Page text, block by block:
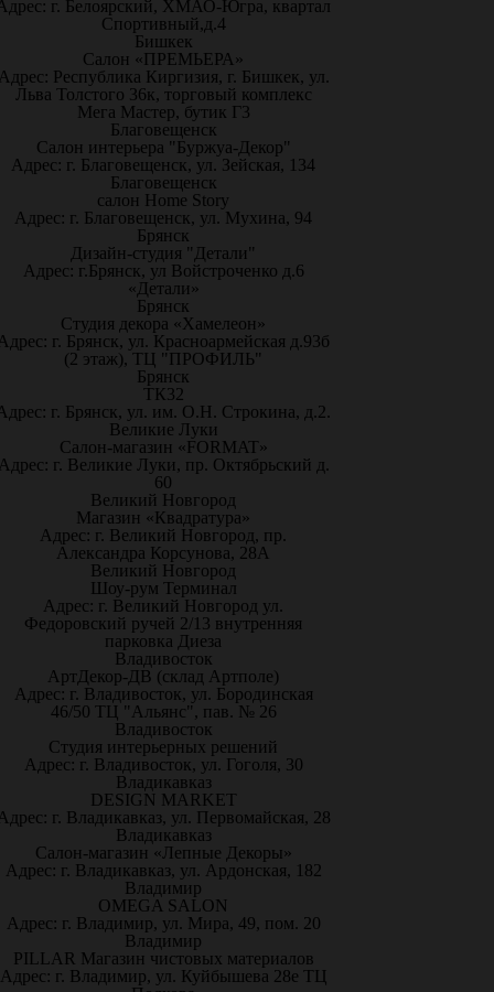
г. Белоярский, ХМАО-Югра, квартал
Спортивный,д.4
Бишкек
Салон «ПРЕМЬЕРА»
Республика Киргизия, г. Бишкек, ул.
Льва Толстого 36к, торговый комплекс
Мега Мастер, бутик Г3
Благовещенск
Салон интерьера "Буржуа-Декор"
Адрес: г. Благовещенск, ул. Зейская, 134
Благовещенск
салон Home Story
Адрес: г. Благовещенск, ул. Мухина, 94
Брянск
Дизайн-студия "Детали"
Адрес: г.Брянск, ул Войстроченко д.6
«Детали»
Брянск
Студия декора «Хамелеон»
г. Брянск, ул. Красноармейская д.93б
(2 этаж), ТЦ "ПРОФИЛЬ"
Брянск
ТК32
г. Брянск, ул. им. О.Н. Строкина, д.2.
Великие Луки
Салон-магазин «FORMAT»
г. Великие Луки, пр. Октябрьский д.
60
Великий Новгород
Магазин «Квадратура»
Адрес: г. Великий Новгород, пр.
Александра Корсунова, 28А
Великий Новгород
Шоу-рум Терминал
Адрес: г. Великий Новгород ул.
Федоровский ручей 2/13 внутренняя
парковка Диеза
Владивосток
АртДекор-ДВ (склад Артполе)
Адрес: г. Владивосток, ул. Бородинская
46/50 ТЦ "Альянс", пав. № 26
Владивосток
Студия интерьерных решений
Адрес: г. Владивосток, ул. Гоголя, 30
Владикавказ
DESIGN MARKET
г. Владикавказ, ул. Первомайская, 28
Владикавказ
Салон-магазин «Лепные Декоры»
Адрес: г. Владикавказ, ул. Ардонская, 182
Владимир
OMEGA SALON
Адрес: г. Владимир, ул. Мира, 49, пом. 20
Владимир
PILLAR Магазин чистовых материалов
Адрес: г. Владимир, ул. Куйбышева 28е ТЦ